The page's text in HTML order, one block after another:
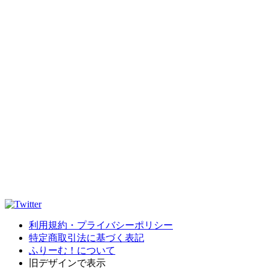
利用規約・プライバシーポリシー
特定商取引法に基づく表記
ふりーむ！について
旧デザインで表示